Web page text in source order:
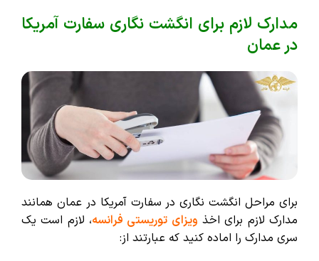
مدارک لازم برای انگشت نگاری سفارت آمریکا
در عمان
برای مراحل انگشت نگاری در سفارت آمریکا در عمان همانند
مدارک لازم برای اخذ ویزای توریستی فرانسه، لازم است یک
سری مدارک را اماده کنید که عبارتند از: